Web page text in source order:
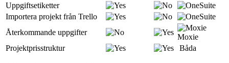
Uppgiftsetiketter
Importera projekt från Trello
Återkommande uppgifter
Moxie
Projektprisstruktur
Båda